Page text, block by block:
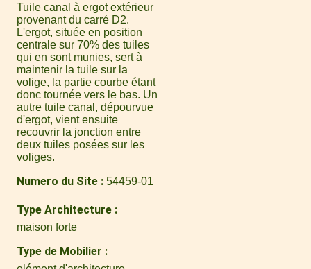
Tuile canal à ergot extérieur
provenant du carré D2.
L'ergot, située en position
centrale sur 70% des tuiles
qui en sont munies, sert à
maintenir la tuile sur la
volige, la partie courbe étant
donc tournée vers le bas. Un
autre tuile canal, dépourvue
d'ergot, vient ensuite
recouvrir la jonction entre
deux tuiles posées sur les
voliges.
Numero du Site 54459-01
Type Architecture
maison forte
Type de Mobilier